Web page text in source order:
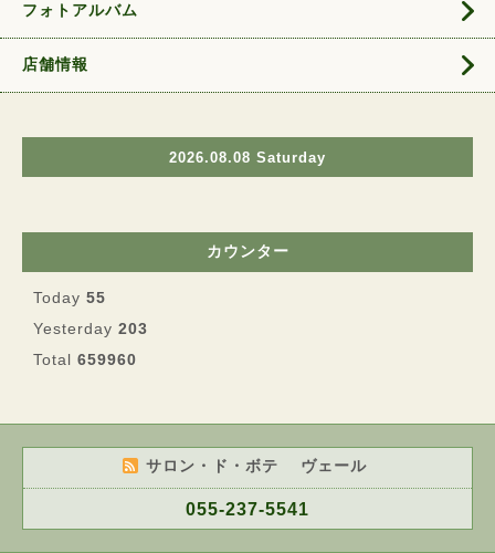
フォトアルバム
店舗情報
2026.08.08 Saturday
カウンター
Today 55
Yesterday 203
Total 659960
サロン・ド・ボテ ヴェール
055-237-5541